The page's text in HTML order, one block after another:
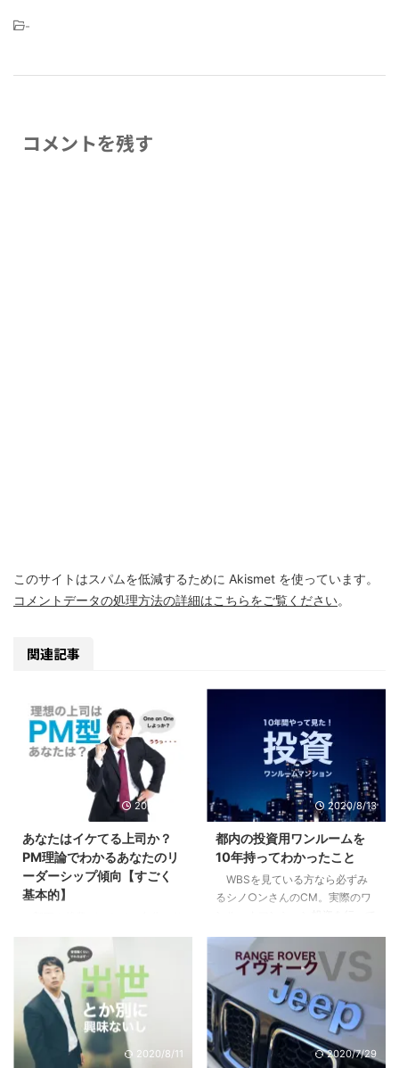
-
コメントを残す
このサイトはスパムを低減するために Akismet を使っています。
コメントデータの処理方法の詳細はこちらをご覧ください。
関連記事
2020/9/10
あなたはイケてる上司か？
PM理論でわかるあなたのリ
ーダーシップ傾向【すごく
基本的】
ーダーシップはあるのか疑問に思
ったり、不安になったはしていま
せんか？自分はイケてるリーダー
なのか？違うのか？気になってし
まったり。 まずはあなたの行動
特性から現在の特徴を見て見まし
ょう。 目次1 PM理論でわかるあ
なたのリーダーシップ【まずはこ
2020/8/13
都内の投資用ワンルームを
10年持ってわかったこと
WBSを見ている方なら必ずみ
るシノ○ンさんのCM。実際のワ
が多少なりとも参考になればと思
います。 目次1 先日売り先が見つ
かり200万くらい儲かった2 「時
間を資産に変える投資」という妙
味3 僕が10年持って手放した３つ
の理由3.1 全ては自分には返って
こないリターン3.2 節税効果とい
2020/8/11 2020/7/29